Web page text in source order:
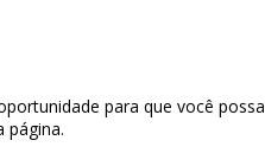
para que você possa
página.